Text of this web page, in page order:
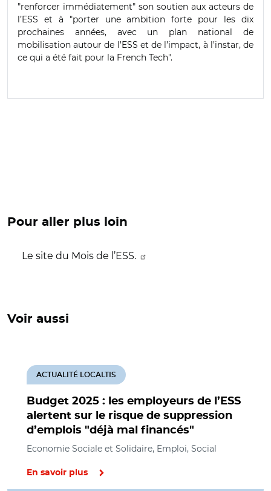
"renforcer immédiatement" son soutien aux acteurs de
l’ESS et à "porter une ambition forte pour les dix
prochaines années, avec un plan national de
mobilisation autour de l’ESS et de l’impact, à l’instar, de
ce qui a été fait pour la French Tech".
Pour aller plus loin
Le site du Mois de l’ESS.
Voir aussi
Budget 2025 : les employeurs de l’ESS
alertent sur le risque de suppression
d’emplois "déjà mal financés"
ACTUALITÉ LOCALTIS
Economie Sociale et Solidaire, Emploi, Social
En savoir plus